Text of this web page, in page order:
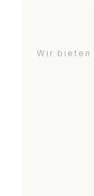
Wir bieten